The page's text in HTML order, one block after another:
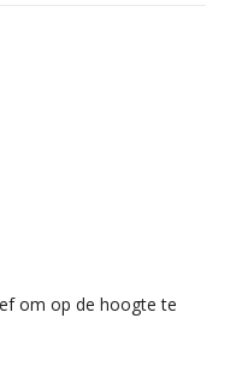
om op de hoogte te